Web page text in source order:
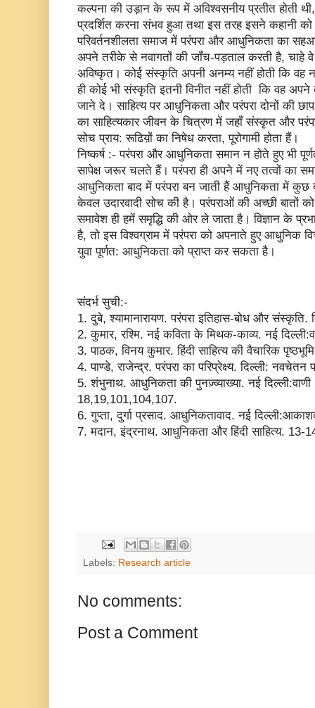
कल्पना की उड़ान के रूप में अविश्वसनीय प्रतीत होती थी,
प्रदर्शित करना संभव हुआ तथा इस तरह इसने कहानी को
परिवर्तनशीलता समाज में परंपरा और आधुनिकता का
अपने तरीके से नवागतों की जॉंच-पड़ताल करती है, चाहे वे
अविष्कृत। कोई संस्कृति अपनी अनम्य नहीं होती कि वह
ही कोई भी संस्कृति इतनी विनीत नहीं होती कि वह अपने
जाने दे। साहित्य पर आधुनिकता और परंपरा दोनों की
का साहित्यकार जीवन के चित्रण में जहॉं संस्कृत और
सोच प्राय: रूढिय़ों का निषेध करता, पूरोगामी होता हैं।
निष्कर्ष :- परंपरा और आधुनिकता समान न होते हुए भी
सापेक्ष जरूर चलते हैं। परंपरा ही अपने में नए तत्वों का
आधुनिकता बाद में परंपरा बन जाती हैं आधुनिकता में
केवल उदारवादी सोच की है। परंपराओं की अच्छी बातों
समावेश ही हमें समृद्धि की ओर ले जाता है। विज्ञान के
है, तो इस विश्वग्राम में परंपरा को अपनाते हुए आधुनिक
युवा पूर्णत: आधुनिकता को प्राप्त कर सकता है।
संदर्भ सुची:-
1. दुबे, श्यामानारायण. परंपरा इतिहास-बोध और
2. कुमार, रश्मि. नई कविता के मिथक-काव्य. नई
3. पाठक, विनय कुमार. हिंदी साहित्य की वैचारिक
4. पाण्डे, राजेन्द्र. परंपरा का परिप्रेक्ष्य. दिल्ली:
5. शंभुनाथ. आधुनिकता की पुनज़्व्याख्या. नई
18,19,101,104,107.
6. गुप्ता, दुर्गा प्रसाद. आधुनिकतावाद. नई
7. मदान, इंद्रनाथ. आधुनिकता और हिंदी साहित्य. 13-
Labels: Research article
No comments:
Post a Comment